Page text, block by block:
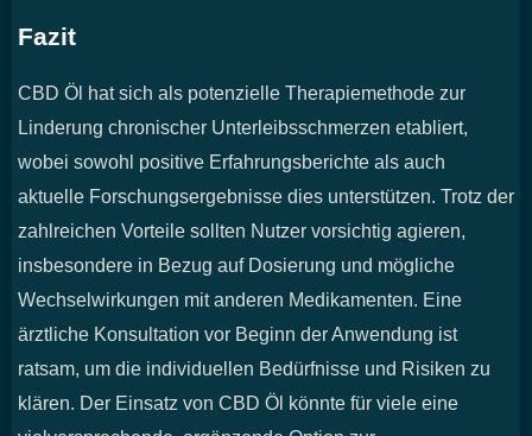
Fazit
CBD Öl hat sich als potenzielle Therapiemethode zur
Linderung chronischer Unterleibsschmerzen etabliert,
wobei sowohl positive Erfahrungsberichte als auch
aktuelle Forschungsergebnisse dies unterstützen. Trotz der
zahlreichen Vorteile sollten Nutzer vorsichtig agieren,
insbesondere in Bezug auf Dosierung und mögliche
Wechselwirkungen mit anderen Medikamenten. Eine
ärztliche Konsultation vor Beginn der Anwendung ist
ratsam, um die individuellen Bedürfnisse und Risiken zu
klären. Der Einsatz von CBD Öl könnte für viele eine